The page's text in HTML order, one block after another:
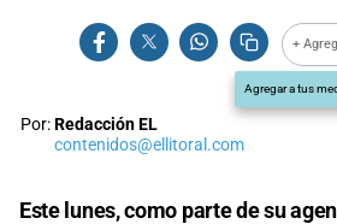
+
Agregar a tus
Por:Redacción EL
contenidos@ellitoral.com
Este lunes, como parte de su